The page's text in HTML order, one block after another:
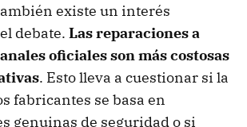
existe un interés
debate. Las reparaciones a
oficiales son más costosas
. Esto lleva a cuestionar si la
fabricantes se basa en
genuinas de seguridad o si